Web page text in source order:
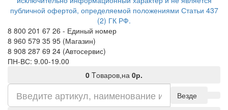
8 800 201 67 26 - Единый номер
8 960 579 35 95 (Магазин)
8 908 287 69 24 (Автосервис)
ПН-ВС: 9.00-19.00
0 Tоваров,на 0р.
Везде